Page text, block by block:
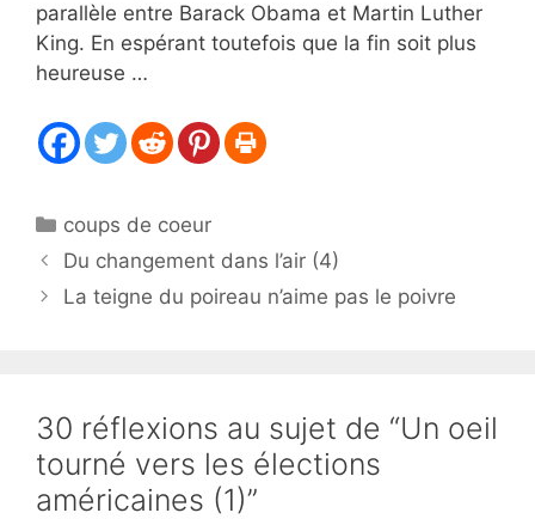
parallèle entre Barack Obama et Martin Luther
King. En espérant toutefois que la fin soit plus
heureuse …
Catégories
coups de coeur
Du changement dans l’air (4)
La teigne du poireau n’aime pas le poivre
30 réflexions au sujet de “Un oeil
tourné vers les élections
américaines (1)”